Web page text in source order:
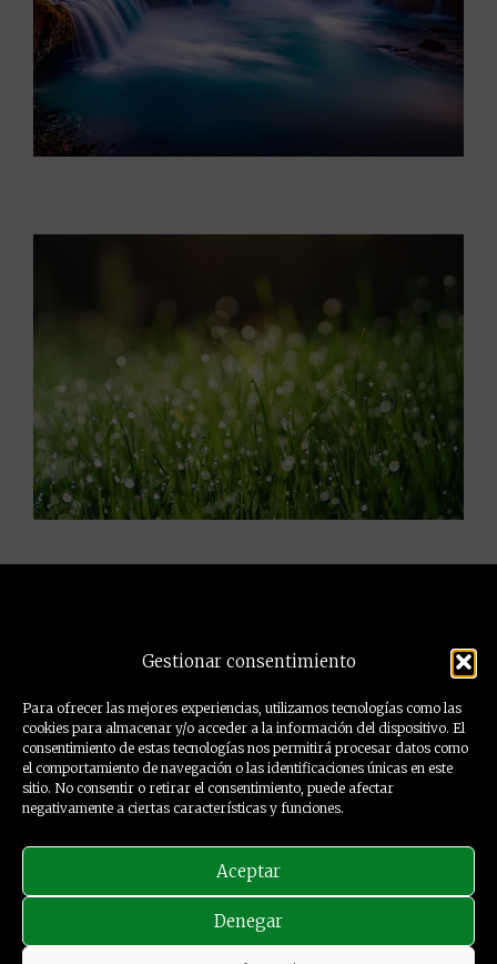
Gestionar consentimiento
Para ofrecer las mejores experiencias, utilizamos tecnologías como las
cookies para almacenar y/o acceder a la información del dispositivo. El
consentimiento de estas tecnologías nos permitirá procesar datos como
el comportamiento de navegación o las identificaciones únicas en este
sitio. No consentir o retirar el consentimiento, puede afectar
negativamente a ciertas características y funciones.
Aceptar
Denegar
profesionales orientados a ofrecer soluciones de
© Todos los derechos reservados - 2024SANcotec-Aviso